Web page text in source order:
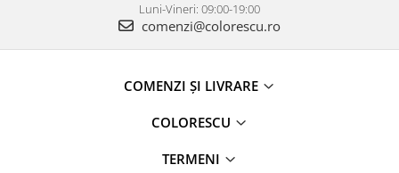
Luni-Vineri: 09:00-19:00
comenzi@colorescu.ro
COMENZI ȘI LIVRARE
COLORESCU
TERMENI